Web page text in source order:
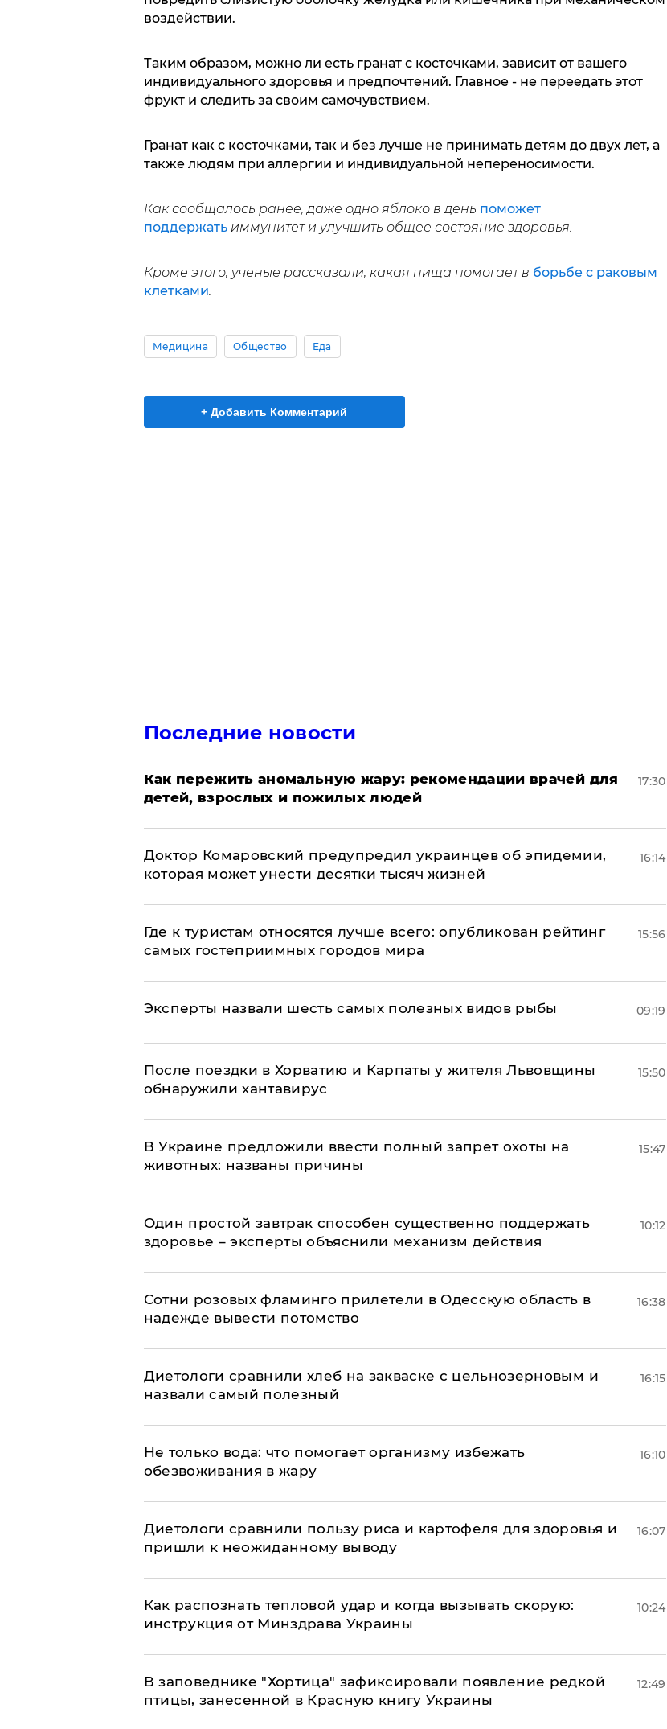
воздействии.
Таким образом, можно ли есть гранат с косточками, зависит от вашего
индивидуального здоровья и предпочтений. Главное - не переедать этот
фрукт и следить за своим самочувствием.
Гранат как с косточками, так и без лучше не принимать детям до двух лет, а
также людям при аллергии и индивидуальной непереносимости.
Как сообщалось ранее, даже одно яблоко в день поможет
поддержатьиммунитет и улучшить общее состояние здоровья.
Кроме этого, ученые рассказали, какая пища помогает в борьбе с раковым
клетками
Медицина Общество Еда
+ Добавить Комментарий
Последние новости
Как пережить аномальную жару: рекомендации врачей для
детей, взрослых и пожилых людей
17:30
Доктор Комаровский предупредил украинцев об эпидемии,
которая может унести десятки тысяч жизней
16:14
Где к туристам относятся лучше всего: опубликован рейтинг
самых гостеприимных городов мира
15:56
Эксперты назвали шесть самых полезных видов рыбы 09:19
После поездки в Хорватию и Карпаты у жителя Львовщины
обнаружили хантавирус
15:50
В Украине предложили ввести полный запрет охоты на
животных: названы причины
15:47
Один простой завтрак способен существенно поддержать
здоровье – эксперты объяснили механизм действия
10:12
Сотни розовых фламинго прилетели в Одесскую область в
надежде вывести потомство
16:38
Диетологи сравнили хлеб на закваске с цельнозерновым и
назвали самый полезный
16:15
Не только вода: что помогает организму избежать
обезвоживания в жару
16:10
Диетологи сравнили пользу риса и картофеля для здоровья и
пришли к неожиданному выводу
16:07
Как распознать тепловой удар и когда вызывать скорую:
инструкция от Минздрава Украины
10:24
В заповеднике "Хортица" зафиксировали появление редкой
птицы, занесенной в Красную книгу Украины
12:49